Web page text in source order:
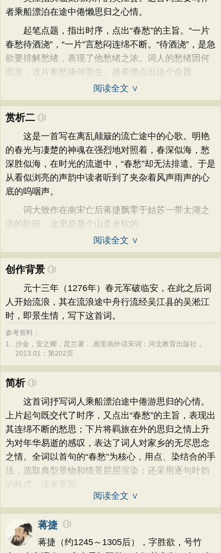
者乘船漂泊在途中倦懒思归之心情。
起笔点题，指出时序，点出“春愁”的主旨。“一片
春愁待酒浇”，“一片”言愁闷连绵不断。“待酒浇”，是急
欲要排解愁绪，表现了他愁绪之浓。词人的愁绪因何
而发，这片春愁缘何而生。接着便点出这个命题。
阅读全文 ∨
赏析二
这是一首写在离乱颠簸的流亡途中的心歌。明艳
的春光与凄楚的神魂在强烈地对照着，春深似海，愁
深胜似海，在时光的流逝中，“春愁”却无法排遣。于是
从看似浏亮的声韵中读者听到了夹杂着风声雨声的心
底的呜咽声。
词大致作在南宋亡后蒋捷飘零于姑苏一带太湖之
滨的阶段。这里原是个山柔水软的
阅读全文 ∨
创作背景
元十三年（1276年）春元军破临安，在此之后词
人开始流浪，其在流浪途中舟行流经吴江县的吴淞江
时，即景生情，写下这首词。
参考资料：
1、沙金，安之卿，昆兰著．,画里画外话宋词：河北教育出版社，
2013.01：第202页
简析
这首词抒写词人乘船漂泊途中倦游思归的心情。
上片起句既交代了时序，又点出“春愁”的主旨，表现出
其连绵不断的愁思；下片将羁旅在外的思归之情上升
为对年华易逝的感叹，表达了词人对家乡的无尽思念
之情。全词以首句的“春愁”为核心，用点、染结合的手
法，选取典型景物和情景层层渲染；还采用逐句叶韵
的格式，读来更加
阅读全文 ∨
蒋捷
蒋捷（约1245～1305后），字胜欲，号竹